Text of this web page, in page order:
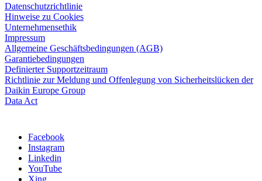
Datenschutzrichtlinie
Hinweise zu Cookies
Unternehmensethik
Impressum
Allgemeine Geschäftsbedingungen (AGB)
Garantiebedingungen
Definierter Supportzeitraum
Richtlinie zur Meldung und Offenlegung von Sicherheitslücken der
Daikin Europe Group
Data Act
Facebook
Instagram
Linkedin
YouTube
Xing